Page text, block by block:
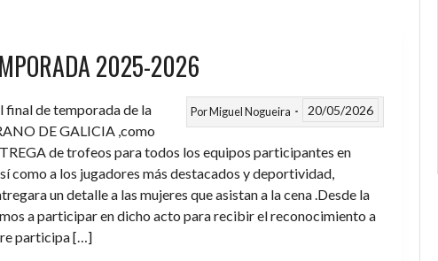
2025-2026
PorMiguel Nogueira 20/05/2026
final de temporada de la
DE GALICIA ,como
de trofeos para todos los equipos participantes en
como a los jugadores más destacados y deportividad,
un detalle a las mujeres que asistan a la cena .Desde la
a participar en dicho acto para recibir el reconocimiento a
participa […]